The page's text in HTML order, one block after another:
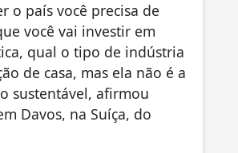
o país você precisa de
você vai investir em
qual o tipo de indústria
de casa, mas ela não é a
sustentável, afirmou
Davos, na Suíça, do